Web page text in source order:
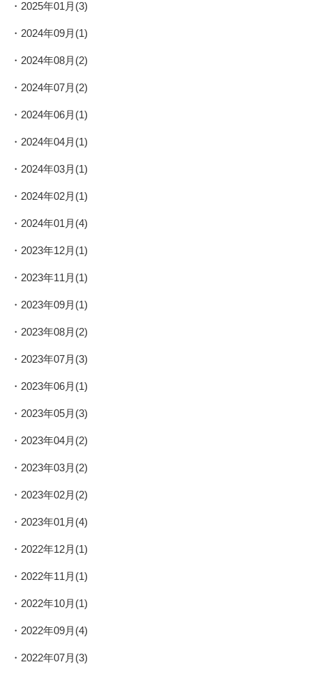
2025年01月(3)
2024年09月(1)
2024年08月(2)
2024年07月(2)
2024年06月(1)
2024年04月(1)
2024年03月(1)
2024年02月(1)
2024年01月(4)
2023年12月(1)
2023年11月(1)
2023年09月(1)
2023年08月(2)
2023年07月(3)
2023年06月(1)
2023年05月(3)
2023年04月(2)
2023年03月(2)
2023年02月(2)
2023年01月(4)
2022年12月(1)
2022年11月(1)
2022年10月(1)
2022年09月(4)
2022年07月(3)